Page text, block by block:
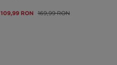
109,99 RON 169,99 RON